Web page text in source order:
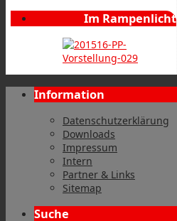
Im Rampenlicht
Information
Datenschutzerklärung
Downloads
Impressum
Intern
Partner & Links
Sitemap
Suche